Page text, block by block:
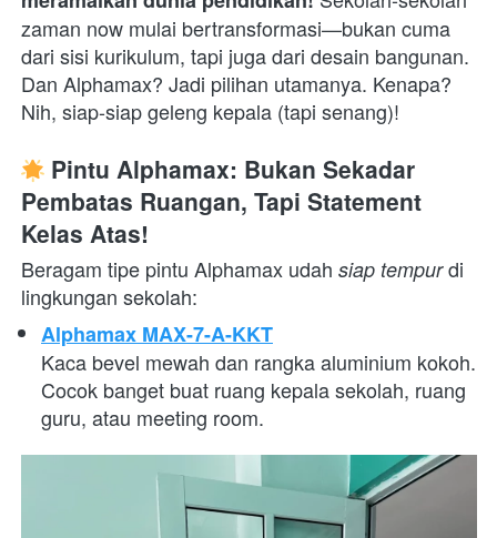
zaman now mulai bertransformasi—bukan cuma
dari sisi kurikulum, tapi juga dari desain bangunan.
Dan Alphamax? Jadi pilihan utamanya. Kenapa?
Nih, siap-siap geleng kepala (tapi senang)!
Pintu Alphamax: Bukan Sekadar
Pembatas Ruangan, Tapi Statement
Kelas Atas!
Beragam tipe pintu Alphamax udah siap tempur di
lingkungan sekolah:
Alphamax MAX-7-A-KKT
Kaca bevel mewah dan rangka aluminium kokoh.
Cocok banget buat ruang kepala sekolah, ruang
guru, atau meeting room.